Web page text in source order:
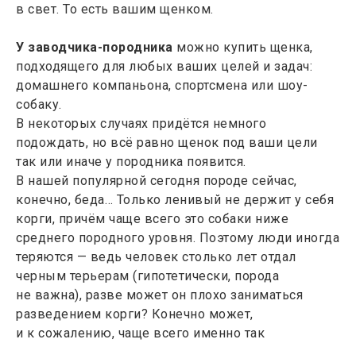
в свет. То есть вашим щенком.
У заводчика-породника можно купить щенка,
подходящего для любых ваших целей и задач:
домашнего компаньона, спортсмена или шоу-
собаку.
В некоторых случаях придётся немного
подождать, но всё равно щенок под ваши цели
так или иначе у породника появится.
В нашей популярной сегодня породе сейчас,
конечно, беда… Только ленивый не держит у себя
корги, причём чаще всего это собаки ниже
среднего породного уровня. Поэтому люди иногда
теряются — ведь человек столько лет отдал
черным терьерам (гипотетически, порода
не важна), разве может он плохо заниматься
разведением корги? Конечно может,
и к сожалению, чаще всего именно так